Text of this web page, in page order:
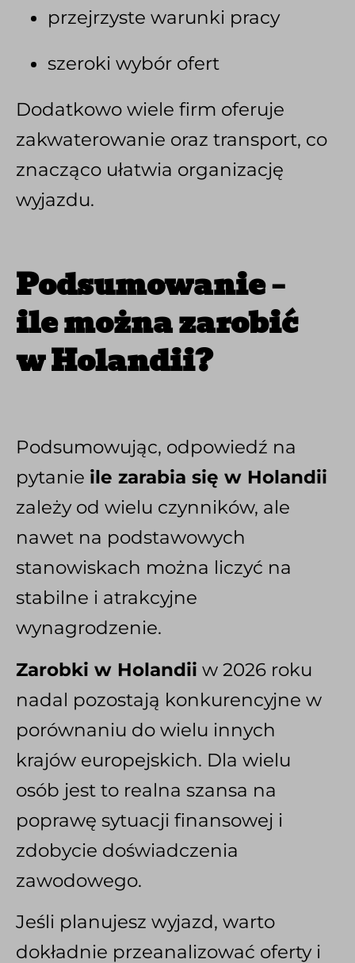
przejrzyste warunki pracy
szeroki wybór ofert
Dodatkowo wiele firm oferuje
zakwaterowanie oraz transport, co
znacząco ułatwia organizację
wyjazdu.
Podsumowanie –
ile można zarobić
w Holandii?
Podsumowując, odpowiedź na
pytanie ile zarabia się w Holandii
zależy od wielu czynników, ale
nawet na podstawowych
stanowiskach można liczyć na
stabilne i atrakcyjne
wynagrodzenie.
Zarobki w Holandii w 2026 roku
nadal pozostają konkurencyjne w
porównaniu do wielu innych
krajów europejskich. Dla wielu
osób jest to realna szansa na
poprawę sytuacji finansowej i
zdobycie doświadczenia
zawodowego.
Jeśli planujesz wyjazd, warto
dokładnie przeanalizować oferty i